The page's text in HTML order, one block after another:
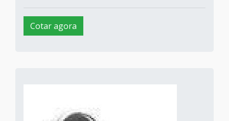
Cotar agora